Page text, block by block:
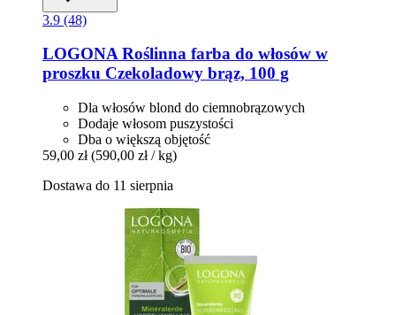
3.9 (48)
LOGONARoślinna farba do włosów w
proszku Czekoladowy brąz, 100 g
Dla włosów blond do ciemnobrązowych
Dodaje włosom puszystości
Dba o większą objętość
59,00 zł (590,00 zł / kg)
Dostawa do 11 sierpnia